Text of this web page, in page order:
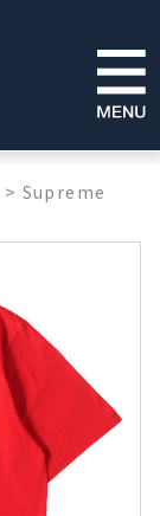
> Supreme